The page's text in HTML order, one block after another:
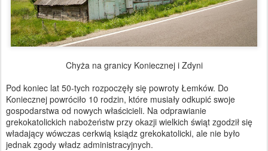
Chyża na granicy Koniecznej i Zdyni
Pod koniec lat 50-tych rozpoczęły się powroty Łemków. Do
Koniecznej powróciło 10 rodzin, które musiały odkupić swoje
gospodarstwa od nowych właścicieli. Na odprawianie
grekokatolickich nabożeństw przy okazji wielkich świąt zgodził się
władający wówczas cerkwią ksiądz grekokatolicki, ale nie było
jednak zgody władz administracyjnych.